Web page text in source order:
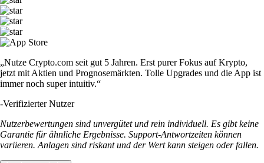
„Nutze Crypto.com seit gut 5 Jahren. Erst purer Fokus auf Krypto,
jetzt mit Aktien und Prognosemärkten. Tolle Upgrades und die App ist
immer noch super intuitiv.“
-Verifizierter Nutzer
Nutzerbewertungen sind unvergütet und rein individuell. Es gibt keine
Garantie für ähnliche Ergebnisse. Support-Antwortzeiten können
variieren. Anlagen sind riskant und der Wert kann steigen oder fallen.